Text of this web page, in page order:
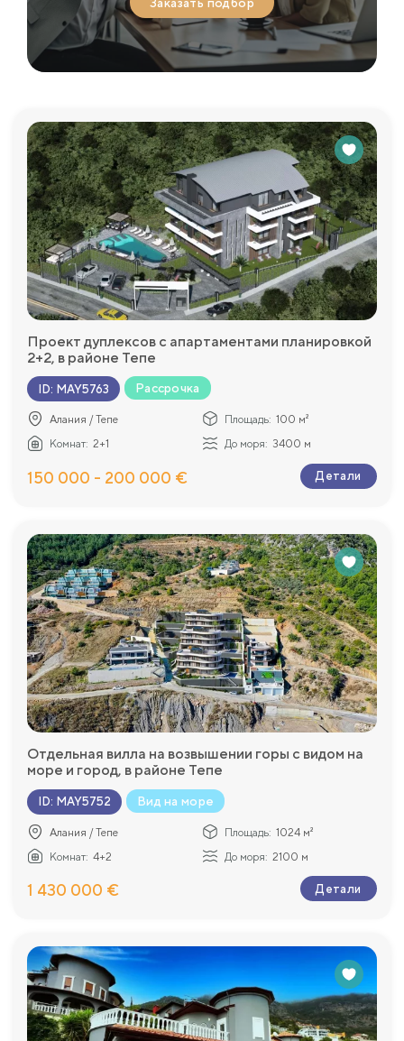
Проект дуплексов с апартаментами планировкой
2+2, в районе Тепе
ID: MAY5763 Рассрочка
Алания / Тепе Площадь: 100 м²
Комнат: 2+1 До моря: 3400 м
150 000 - 200 000 € Детали
Отдельная вилла на возвышении горы с видом на
море и город, в районе Тепе
ID: MAY5752 Вид на море
Алания / Тепе Площадь: 1024 м²
Комнат: 4+2 До моря: 2100 м
1 430 000 € Детали